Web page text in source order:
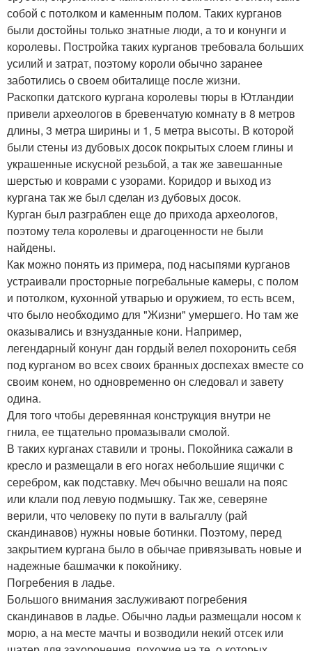
собой с потолком и каменным полом. Таких курганов
были достойны только знатные люди, а то и конунги и
королевы. Постройка таких курганов требовала больших
усилий и затрат, поэтому короли обычно заранее
заботились о своем обиталище после жизни.
Раскопки датского кургана королевы тюры в Ютландии
привели археологов в бревенчатую комнату в 8 метров
длины, 3 метра ширины и 1, 5 метра высоты. В которой
были стены из дубовых досок покрытых слоем глины и
украшенные искусной резьбой, а так же завешанные
шерстью и коврами с узорами. Коридор и выход из
кургана так же был сделан из дубовых досок.
Курган был разграблен еще до прихода археологов,
поэтому тела королевы и драгоценности не были
найдены.
Как можно понять из примера, под насыпями курганов
устраивали просторные погребальные камеры, с полом
и потолком, кухонной утварью и оружием, то есть всем,
что было необходимо для "Жизни" умершего. Но там же
оказывались и взнузданные кони. Например,
легендарный конунг дан гордый велел похоронить себя
под курганом во всех своих бранных доспехах вместе со
своим конем, но одновременно он следовал и завету
одина.
Для того чтобы деревянная конструкция внутри не
гнила, ее тщательно промазывали смолой.
В таких курганах ставили и троны. Покойника сажали в
кресло и размещали в его ногах небольшие ящички с
серебром, как подставку. Меч обычно вешали на пояс
или клали под левую подмышку. Так же, северяне
верили, что человеку по пути в вальгаллу (рай
скандинавов) нужны новые ботинки. Поэтому, перед
закрытием кургана было в обычае привязывать новые и
надежные башмачки к покойнику.
Погребения в ладье.
Большого внимания заслуживают погребения
скандинавов в ладье. Обычно ладьи размещали носом к
морю, а на месте мачты и возводили некий отсек или